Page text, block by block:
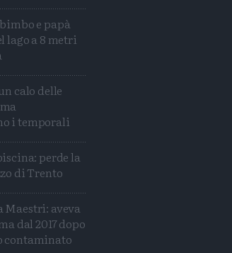
Condividi
Mail
e papà
lago a 8 metri
calo delle
i temporali
perde la
di Trento
aveva
dal 2017 dopo
contaminato